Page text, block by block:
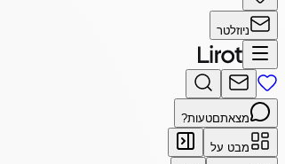
ניוזלטר
מצאתםטעות?
מבט על